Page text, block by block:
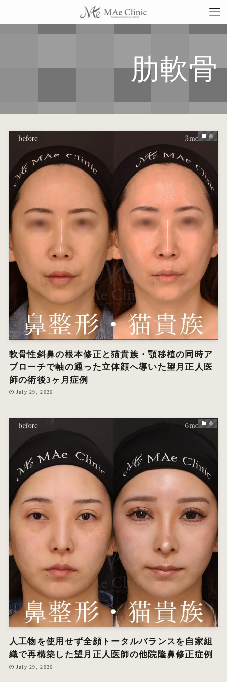
当
料
コ
オ
エ
肋軟骨
鼻
軟骨性斜鼻の根本修正と猫貴族・顎移植の同時ア
プローチで軸の通った立体顔へ導いた望月正人医
師の術後3ヶ月症例
July 29, 2026
鼻
人工物を使用せず全顔トータルバランスを自家組
織で再構築した望月正人医師の他院隆鼻修正症例
July 29, 2026